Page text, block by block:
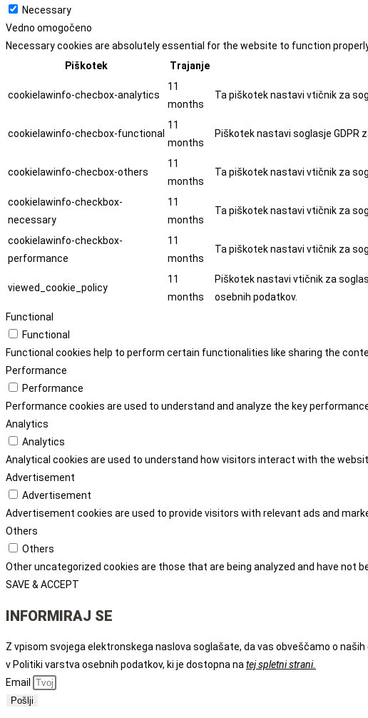
Necessary
Vedno omogočeno
Necessary cookies are absolutely essential for the website to function
Piškotek
Trajanje
cookielawinfo-checbox-analytics
11
months
Ta piškotek nastavi vtičnik za
cookielawinfo-checbox-functional
11
months
Piškotek nastavi soglasje GDPR
cookielawinfo-checbox-others
11
months
Ta piškotek nastavi vtičnik za
cookielawinfo-checkbox-
necessary
11
months
Ta piškotek nastavi vtičnik za
cookielawinfo-checkbox-
performance
11
months
Ta piškotek nastavi vtičnik za
viewed_cookie_policy
11
months
Piškotek nastavi vtičnik za
osebnih podatkov.
Functional
Functional
Functional cookies help to perform certain functionalities like sharing the
Performance
Performance
Performance cookies are used to understand and analyze the key
Analytics
Analytics
Analytical cookies are used to understand how visitors interact with the
Advertisement
Advertisement
Advertisement cookies are used to provide visitors with relevant ads and
Others
Others
Other uncategorized cookies are those that are being analyzed and have not
SAVE & ACCEPT
INFORMIRAJ SE
Z vpisom svojega elektronskega naslova soglašate, da vas obveščamo o
v Politiki varstva osebnih podatkov, ki je dostopna na tej spletni strani.
Email
Pošlji